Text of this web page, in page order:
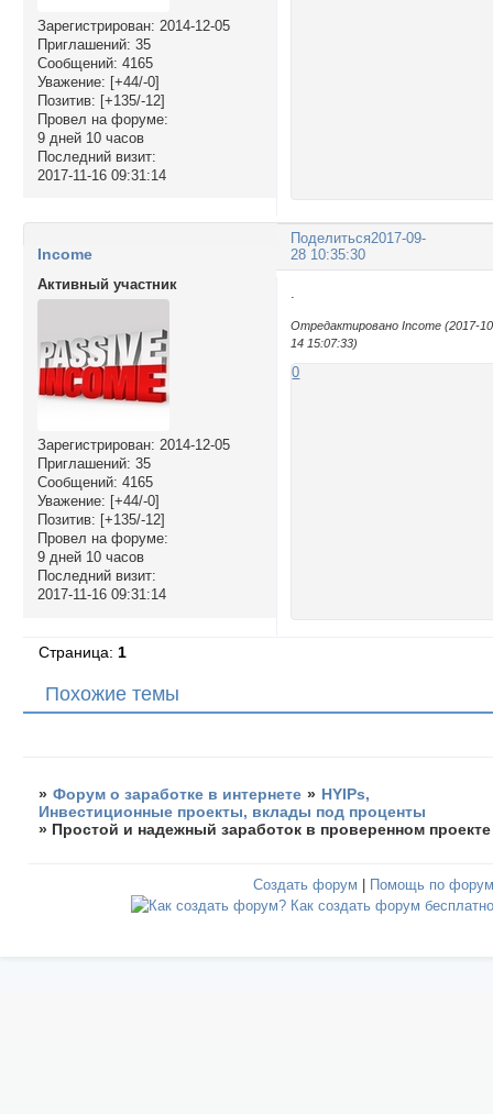
Зарегистрирован: 2014-12-05
Приглашений: 35
Сообщений: 4165
Уважение: [+44/-0]
Позитив: [+135/-12]
Провел на форуме:
9 дней 10 часов
Последний визит:
2017-11-16 09:31:14
Поделиться2017-09-
28 10:35:30
Income
Активный участник
Зарегистрирован: 2014-12-05
Приглашений: 35
Сообщений: 4165
Уважение: [+44/-0]
Позитив: [+135/-12]
Провел на форуме:
9 дней 10 часов
Последний визит:
2017-11-16 09:31:14
Отредактировано Income (2017-
14 15:07:33)
0
Страница: 1
Похожие темы
» Форум о заработке в интернете » HYIPs,
Инвестиционные проекты, вклады под проценты
» Простой и надежный заработок в проверенном проекте
Создать форум Помощь по